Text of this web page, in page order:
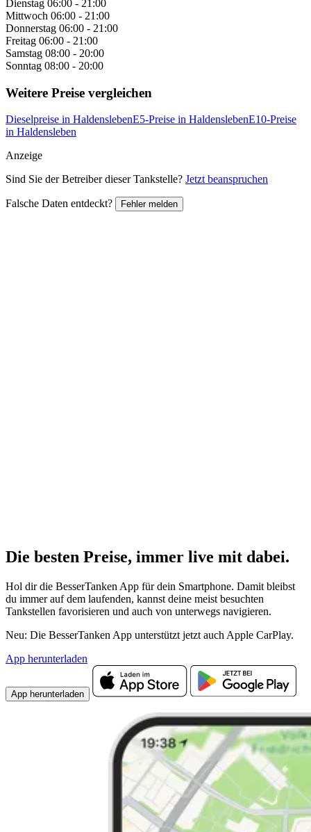
Dienstag 06:00 - 21:00
Mittwoch 06:00 - 21:00
Donnerstag 06:00 - 21:00
Freitag 06:00 - 21:00
Samstag 08:00 - 20:00
Sonntag 08:00 - 20:00
Weitere Preise vergleichen
Dieselpreise in HaldenslebenE5-Preise in HaldenslebenE10-Preise
in Haldensleben
Anzeige
Sind Sie der Betreiber dieser Tankstelle? Jetzt beanspruchen
Falsche Daten entdeckt? Fehler melden
Die besten Preise, immer live mit dabei.
Hol dir die BesserTanken App für dein Smartphone. Damit bleibst
du immer auf dem laufenden, kannst deine meist besuchten
Tankstellen favorisieren und auch von unterwegs navigieren.
Neu: Die BesserTanken App unterstützt jetzt auch Apple CarPlay.
App herunterladen
App herunterladen